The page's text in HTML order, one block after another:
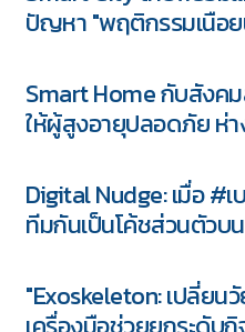
ปัญหา "พฤติกรรมเนือ
Smart Home กับสังค
ให้ผู้สูงอายุปลอดภัย ห่
Digital Nudge: เมื่อ #เ
ทีมกันเป็นโค้ชส่วนตัว
"Exoskeleton: เปลี่ยน